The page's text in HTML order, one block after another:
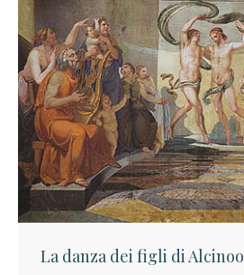
La danza dei figli di Alcinoo